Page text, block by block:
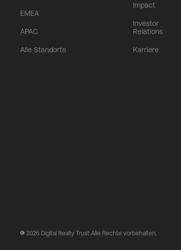
EMEA
APAC
Alle Standorte
Impact
Investor
Relations
Karriere
2026 Digital Realty Trust Alle Rechte vorbehalten.